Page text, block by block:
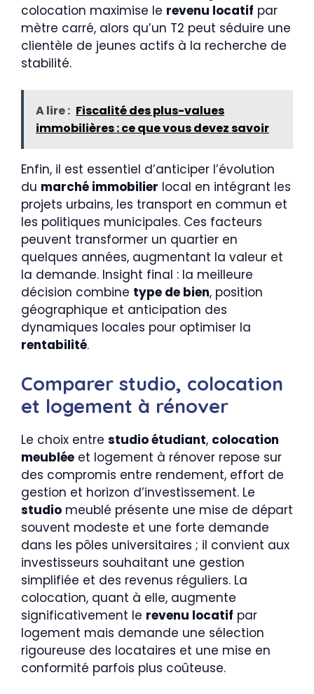
colocation maximise le revenu locatif par
mètre carré, alors qu’un T2 peut séduire une
clientèle de jeunes actifs à la recherche de
stabilité.
A lire : Fiscalité des plus-values
immobilières : ce que vous devez savoir
Enfin, il est essentiel d’anticiper l’évolution
du marché immobilier local en intégrant les
projets urbains, les transport en commun et
les politiques municipales. Ces facteurs
peuvent transformer un quartier en
quelques années, augmentant la valeur et
la demande. Insight final : la meilleure
décision combine type de bien, position
géographique et anticipation des
dynamiques locales pour optimiser la
rentabilité.
Comparer studio, colocation
et logement à rénover
Le choix entre studio étudiant, colocation
meublée et logement à rénover repose sur
des compromis entre rendement, effort de
gestion et horizon d’investissement. Le
studio meublé présente une mise de départ
souvent modeste et une forte demande
dans les pôles universitaires ; il convient aux
investisseurs souhaitant une gestion
simplifiée et des revenus réguliers. La
colocation, quant à elle, augmente
significativement le revenu locatif par
logement mais demande une sélection
rigoureuse des locataires et une mise en
conformité parfois plus coûteuse.